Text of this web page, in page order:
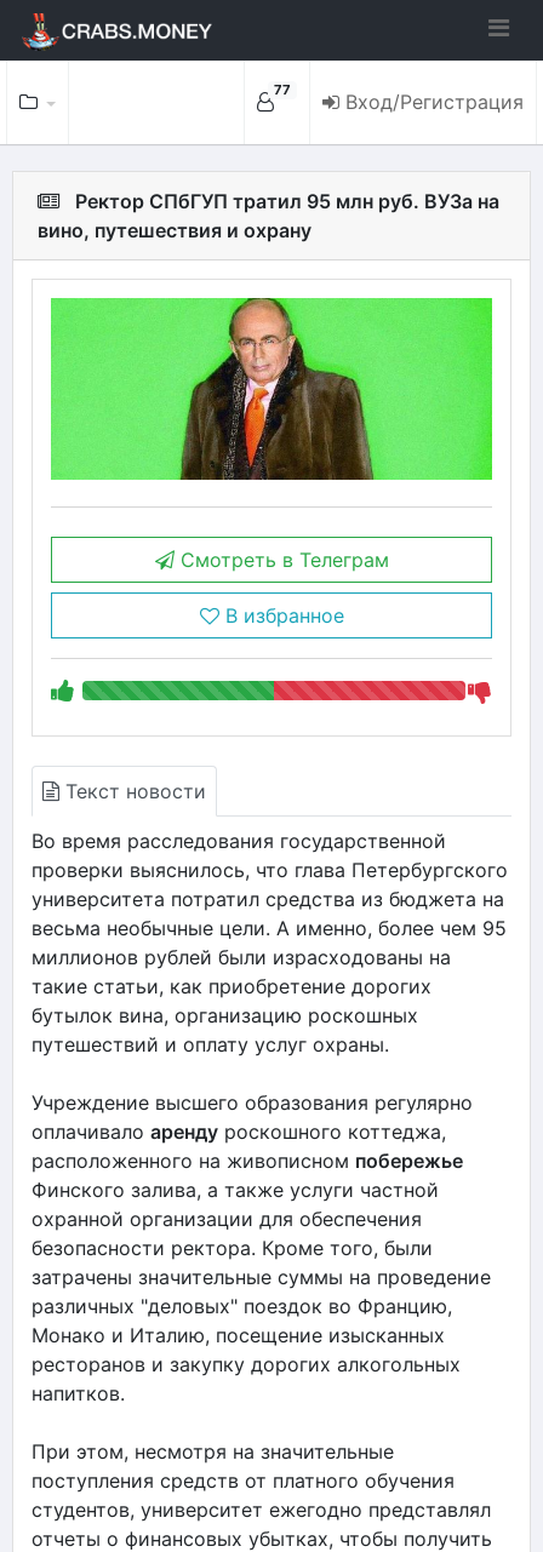
77 Вход/Регистрация
Ректор СПбГУП тратил 95 млн руб. ВУЗа на
вино, путешествия и охрану
Смотреть в Телеграм
В избранное
Текст новости
Во время расследования государственной
проверки выяснилось, что глава Петербургского
университета потратил средства из бюджета на
весьма необычные цели. А именно, более чем 95
миллионов рублей были израсходованы на
такие статьи, как приобретение дорогих
бутылок вина, организацию роскошных
путешествий и оплату услуг охраны.
Учреждение высшего образования регулярно
оплачивало аренду роскошного коттеджа,
расположенного на живописном побережье
Финского залива, а также услуги частной
охранной организации для обеспечения
безопасности ректора. Кроме того, были
затрачены значительные суммы на проведение
различных "деловых" поездок во Францию,
Монако и Италию, посещение изысканных
ресторанов и закупку дорогих алкогольных
напитков.
При этом, несмотря на значительные
поступления средств от платного обучения
студентов, университет ежегодно представлял
отчеты о финансовых убытках, чтобы получить